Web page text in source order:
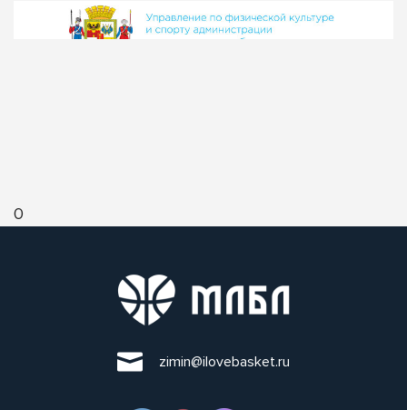
0
zimin@ilovebasket.ru